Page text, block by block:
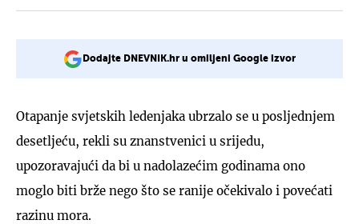
Dodajte DNEVNIK.hr u omiljeni Google izvor
Otapanje svjetskih ledenjaka ubrzalo se u posljednjem
desetljeću, rekli su znanstvenici u srijedu,
upozoravajući da bi u nadolazećim godinama ono
moglo biti brže nego što se ranije očekivalo i povećati
razinu mora.